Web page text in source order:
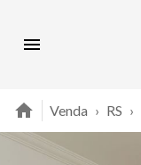
Venda › RS ›